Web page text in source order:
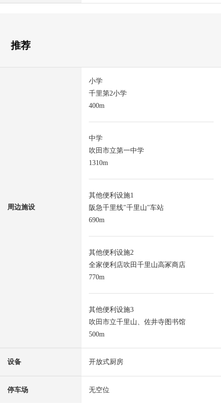
推荐
周边施设
小学
千里第2小学
400m
中学
吹田市立第一中学
1310m
其他便利设施1
阪急千里线"千里山"车站
690m
其他便利设施2
全家便利店吹田千里山高冢商店
770m
其他便利设施3
吹田市立千里山、佐井寺图书馆
500m
设备 开放式厨房
停车场 无空位